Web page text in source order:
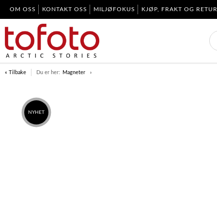
OM OSS KONTAKT OSS MILJØFOKUS KJØP, FRAKT OG RETUR
« Tilbake Du er her: Magneter
NYHET